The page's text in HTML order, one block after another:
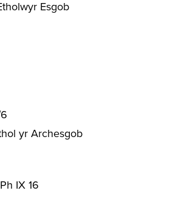
Esgob
yr Archesgob
IX 16